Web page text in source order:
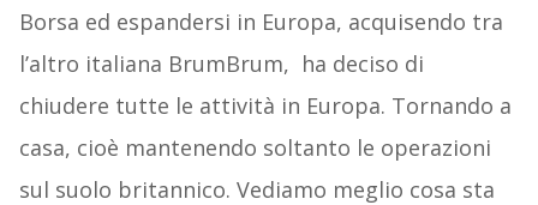
Borsa ed espandersi in Europa, acquisendo tra
l’altro italiana BrumBrum, ha deciso di
chiudere tutte le attività in Europa. Tornando a
casa, cioè mantenendo soltanto le operazioni
sul suolo britannico. Vediamo meglio cosa sta